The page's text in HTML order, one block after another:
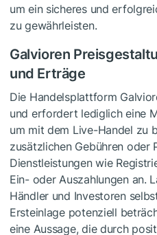
um ein sicheres und
zu gewährleisten.
Galvioren
und Erträge
Die Handelsplattform
und erfordert lediglich eine
um mit dem Live-Handel zu
zusätzlichen Gebühren oder
Dienstleistungen wie
Ein- oder Auszahlungen an.
Händler und Investoren
Ersteinlage potenziell
eine Aussage, die durch